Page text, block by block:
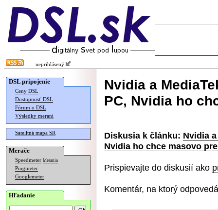
neprihlásený
DSL pripojenie
Ceny DSL
Dostupnosť DSL
Fórum o DSL
Výsledky meraní
Satelitná mapa SR
Merače
Speedmeter Merania
Pingmeter
Googlemeter
Hľadanie
Nvidia a
PC, Nvidia ho
Diskusia k článku: Nvidia
Nvidia ho chce masovo
Prispievajte do diskusií ako
Komentár, na ktorý